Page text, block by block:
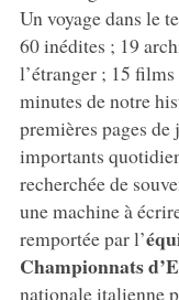
Un voyage dans le
60 inédites ; 19
l’étranger ; 15
minutes de notre
premières pages
importants
recherchée de
une machine à
remportée par l’
Championnats
nationale italienne